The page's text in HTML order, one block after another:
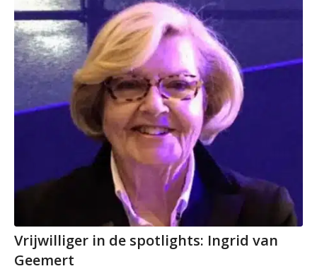
Vrijwilliger in de spotlights: Ingrid van
Geemert